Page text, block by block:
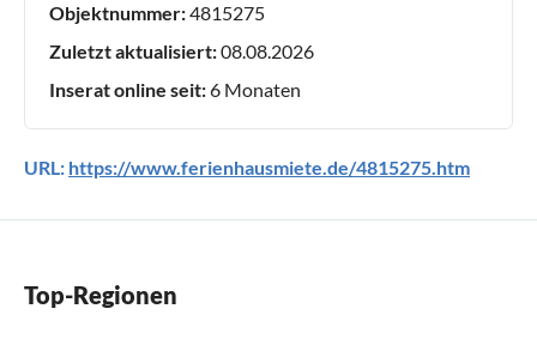
Objektnummer:4815275
Zuletzt aktualisiert:08.08.2026
Inserat online seit:6 Monaten
URL: https://www.ferienhausmiete.de/4815275.htm
Top-Regionen